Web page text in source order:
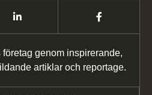
genom inspirerande,
artiklar och reportage.